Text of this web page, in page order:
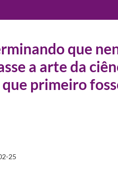
abra botica sem que primeiro fosse examinado
que
a arte da
primeiro
25